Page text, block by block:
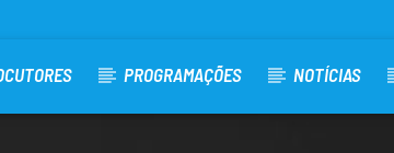
PROGRAMAÇÕES NOTÍCIAS